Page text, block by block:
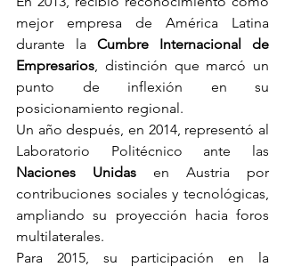
mejor empresa de América Latina
durante la Cumbre Internacional de
Empresarios, distinción que marcó un
punto de inflexión en su
posicionamiento regional.
Un año después, en 2014, representó al
Naciones Unidas en Austria por
contribuciones sociales y tecnológicas,
ampliando su proyección hacia foros
multilaterales.